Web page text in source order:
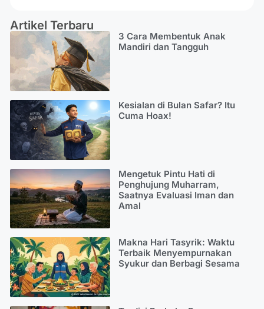
Artikel Terbaru
3 Cara Membentuk Anak
Mandiri dan Tangguh
Kesialan di Bulan Safar? Itu
Cuma Hoax!
Mengetuk Pintu Hati di
Penghujung Muharram,
Saatnya Evaluasi Iman dan
Amal
Makna Hari Tasyrik: Waktu
Terbaik Menyempurnakan
Syukur dan Berbagi Sesama